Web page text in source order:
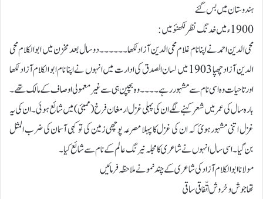
ہندوستان میں بس گئے
1900ء میں خدنگ نظر لکھنؤ میں:
محی الدین احمد نے اپنا نام غلام محی الدین آزاد لکھا ۔۔۔۔۔۔دو سال بعد مخزن میں ابوالکلام محی
الدین آزاد چھپا 1903 میں لسان الصدق کی ادارت میں انہوں نے اپنا نام ابو الکلام آزاد لکھا
اور تاحیات وہ اسی نام سے مشہور رہے۔۔۔۔وہ بچپن ہی سے غیر معمولی اوصاف کے مالک تھے ۔
بارہ سال کی عمر میں شعر کہنے لگے ان کی پہلی غزل ارمغان فرخ (ممبئی) میں شائع ہوئی ۔ان کی یہ
غزل اتنی مشہور ہوئ کہ ان کی غزل کا پہلا مصرعہ پوچھی زمین کی تو کہی آسمان کی ضرب المثل
بن گیا ۔اسی سال انہوں نے شاعری کا مجلہ نیرنگ عالم کے نام سے شائع کیا۔
مولانا ابوالکلام آزاد کی شاعری کے چند نمونے ملاحظہ فرمائیں
تھا جوش و خروش اتّفاقی ساقی